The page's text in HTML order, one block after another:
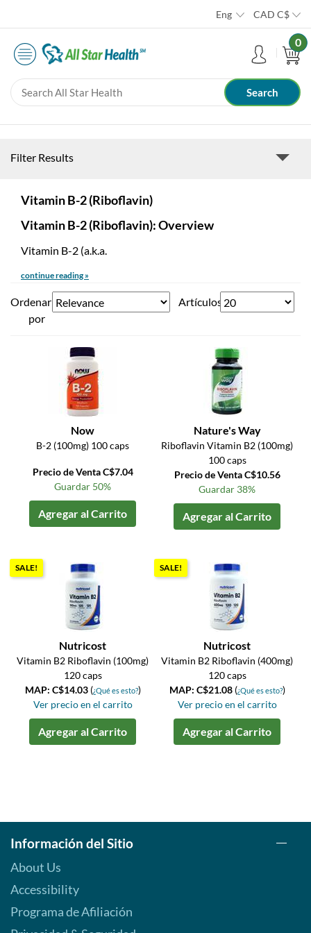
Eng CAD C$
0
Filter Results
Vitamin B-2 (Riboflavin)
Vitamin B-2 (Riboflavin): Overview
Vitamin B-2 (a.k.a.
continue reading »
Ordenar
por
Artículos
Now
B-2 (100mg) 100 caps
Precio de Venta C$7.04
Guardar 50%
Agregar al Carrito
Nature's Way
Riboflavin Vitamin B2 (100mg)
100 caps
Precio de Venta C$10.56
Guardar 38%
Agregar al Carrito
SALE!
Nutricost
Vitamin B2 Riboflavin (100mg)
120 caps
MAP: C$14.03 (¿Qué es esto?)
Ver precio en el carrito
Agregar al Carrito
SALE!
Nutricost
Vitamin B2 Riboflavin (400mg)
120 caps
MAP: C$21.08 (¿Qué es esto?)
Ver precio en el carrito
Agregar al Carrito
Información del Sitio
About Us
Accessibility
Programa de Afiliación